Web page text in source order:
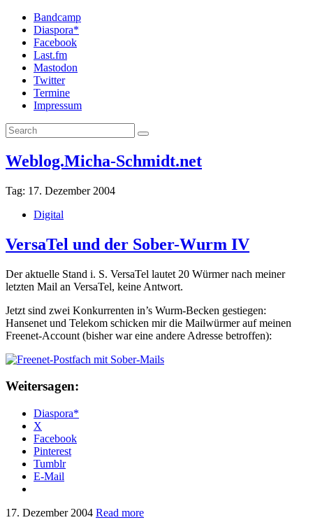
Bandcamp
Diaspora*
Facebook
Last.fm
Mastodon
Twitter
Termine
Impressum
Weblog.Micha-Schmidt.net
Tag: 17. Dezember 2004
Digital
VersaTel und der Sober-Wurm IV
Der aktuelle Stand i. S. VersaTel lautet 20 Würmer nach meiner
letzten Mail an VersaTel, keine Antwort.
Jetzt sind zwei Konkurrenten in’s Wurm-Becken gestiegen:
Hansenet und Telekom schicken mir die Mailwürmer auf meinen
Freenet-Account (bisher war eine andere Adresse betroffen):
Weitersagen:
Diaspora*
X
Facebook
Pinterest
Tumblr
E-Mail
17. Dezember 2004 Read more